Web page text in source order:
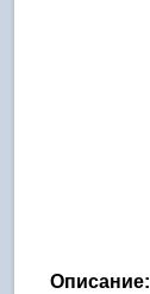
Описание: